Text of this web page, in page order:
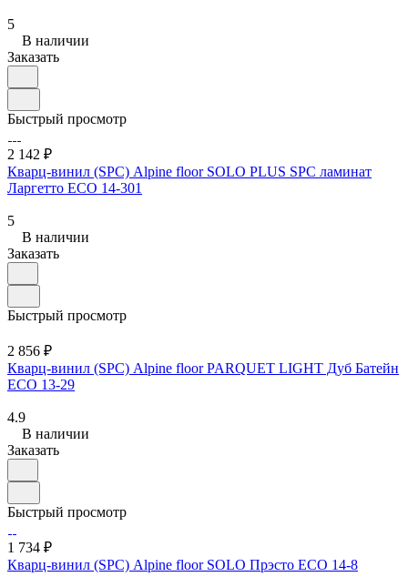
5
В наличии
Заказать
Быстрый просмотр
2 142 ₽
Кварц-винил (SPC) Alpine floor SOLO PLUS SPC ламинат
Ларгетто ЕСО 14-301
5
В наличии
Заказать
Быстрый просмотр
2 856 ₽
Кварц-винил (SPC) Alpine floor PARQUET LIGHT Дуб Батейн
ЕСО 13-29
4.9
В наличии
Заказать
Быстрый просмотр
1 734 ₽
Кварц-винил (SPC) Alpine floor SOLO Прэсто ЕСО 14-8